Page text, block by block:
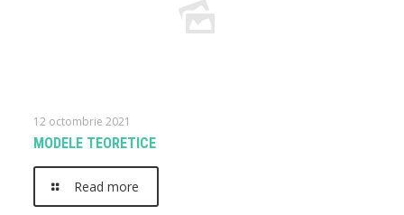
12 octombrie 2021
MODELE TEORETICE
Read more